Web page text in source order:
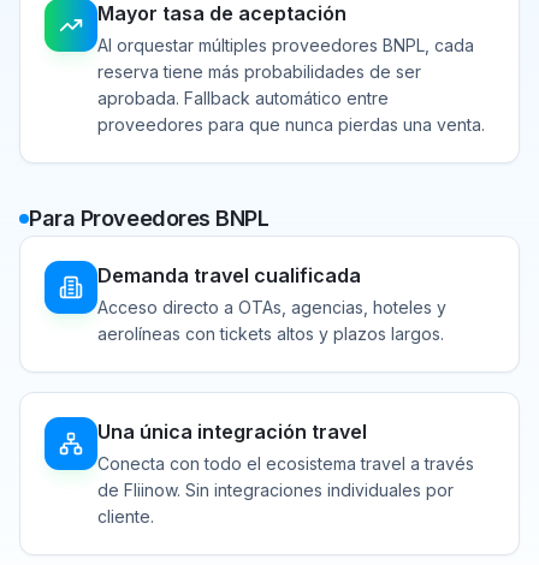
Mayor tasa de aceptación
Al orquestar múltiples proveedores BNPL, cada
reserva tiene más probabilidades de ser
aprobada. Fallback automático entre
proveedores para que nunca pierdas una venta.
Para Proveedores BNPL
Demanda travel cualificada
Acceso directo a OTAs, agencias, hoteles y
aerolíneas con tickets altos y plazos largos.
Una única integración travel
Conecta con todo el ecosistema travel a través
de Fliinow. Sin integraciones individuales por
cliente.